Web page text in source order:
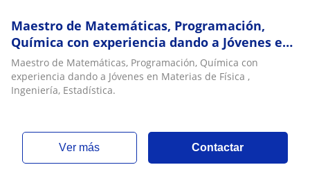
Maestro de Matemáticas, Programación,
Química con experiencia dando a Jóvenes en
Materias de Física , Ingeniería, Estadística
Maestro de Matemáticas, Programación, Química con
experiencia dando a Jóvenes en Materias de Física ,
Ingeniería, Estadística.
ver más Contactar